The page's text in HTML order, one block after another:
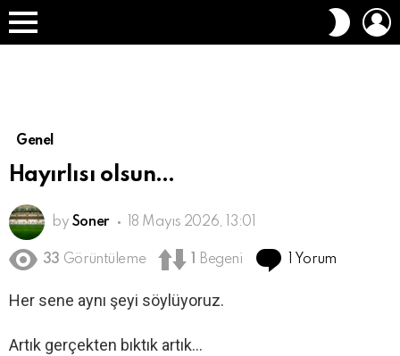
Menü
DIŞ
Genel
Hayırlısı olsun…
by Soner 18 Mayıs 2026, 13:01
33 Görüntüleme Begeni 1 Yorum
Her sene aynı şeyi söylüyoruz.
Artık gerçekten bıktık artık…